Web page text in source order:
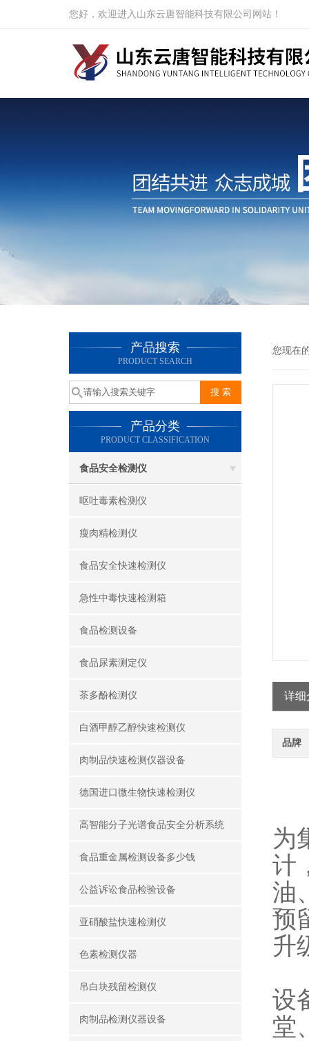
您好，欢迎进入山东云唐智能科技有限公司网站！
产品搜索
PRODUCT SEARCH
产品分类
PRODUCT CLASSIFICATION
食品安全检测仪
呕吐毒素检测仪
瘦肉精检测仪
食品安全快速检测仪
急性中毒快速检测箱
食品检测设备
食品尿素测定仪
茶多酚检测仪
白酒甲醇乙醇快速检测仪
肉制品快速检测仪器设备
德国进口微生物快速检测仪
高智能分子光谱食品安全分析系统
食品重金属检测设备多少钱
公益诉讼食品检验设备
亚硝酸盐快速检测仪
色素检测仪器
吊白块残留检测仪
肉制品检测仪器设备
您现在
详细
品牌
为
计
油
预
升
设
堂